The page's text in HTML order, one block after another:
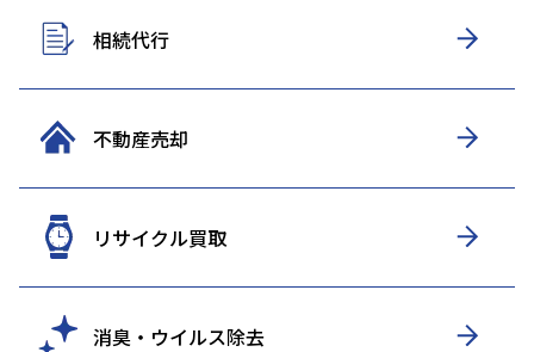
相続代行
不動産売却
リサイクル買取
消臭・ウイルス除去